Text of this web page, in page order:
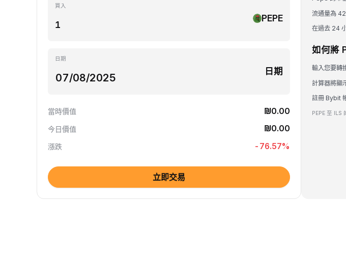
買入
PEPE
日期
日期
當時價值 ₪0.00
今日價值 ₪0.00
漲跌 -76.57%
立即交易
流通量為
在過去 24
如何將
輸入您要轉
計算器將顯
註冊 Bybit
PEPE 至 ILS